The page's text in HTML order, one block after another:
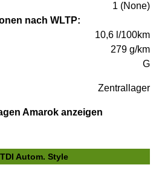
1 (None)
nach WLTP:
10,6 l/100km
279 g/km
G
Zentrallager
Amarok anzeigen
Autom. Style